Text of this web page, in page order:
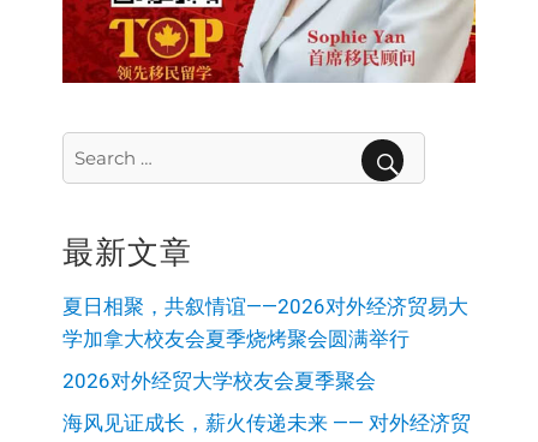
Search
for:
最新文章
夏日相聚，共叙情谊——2026对外经济贸易大
学加拿大校友会夏季烧烤聚会圆满举行
2026对外经贸大学校友会夏季聚会
海风见证成长，薪火传递未来 —— 对外经济贸